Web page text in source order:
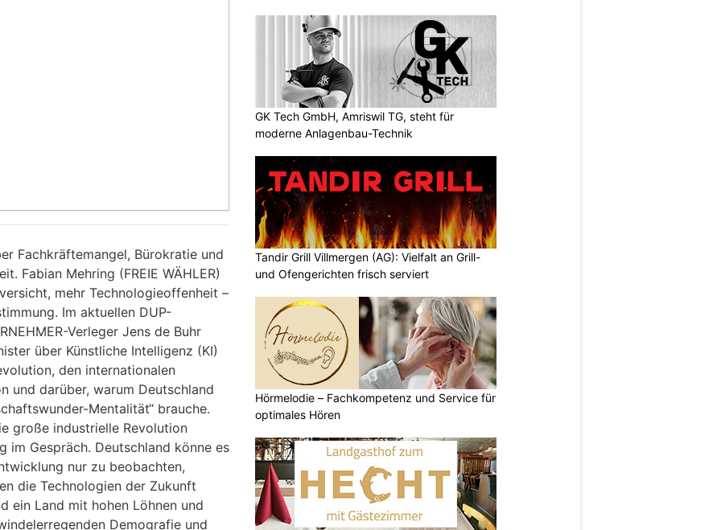
Fachkräftemangel, Bürokratie und
Fabian Mehring (FREIE WÄHLER)
mehr Technologieoffenheit –
Im aktuellen DUP-
Verleger Jens de Buhr
über Künstliche Intelligenz (KI)
den internationalen
und darüber, warum Deutschland
Mentalität“ brauche.
große industrielle Revolution
im Gespräch. Deutschland könne es
nur zu beobachten,
die Technologien der Zukunft
ein Land mit hohen Löhnen und
Demografie und
GK Tech GmbH, Amriswil TG, steht für
moderne Anlagenbau-Technik
Tandir Grill Villmergen (AG): Vielfalt an Grill-
und Ofengerichten frisch serviert
Hörmelodie – Fachkompetenz und Service für
optimales Hören